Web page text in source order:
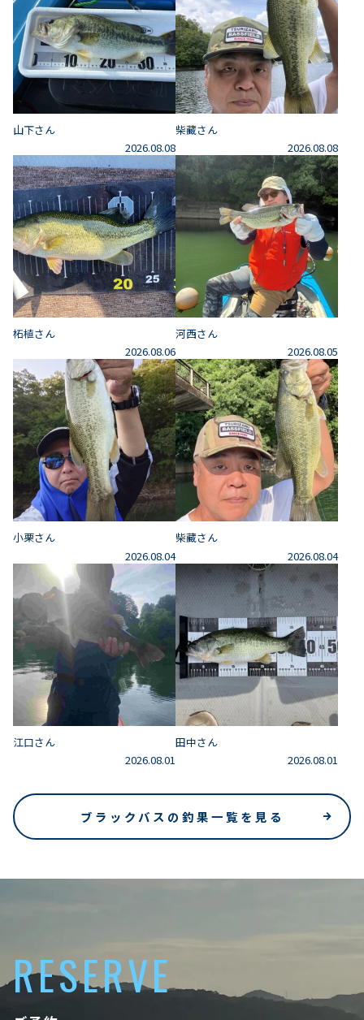
山下さん
2026.08.08
柴藏さん
2026.08.08
柘植さん
2026.08.06
河西さん
2026.08.05
小栗さん
2026.08.04
柴藏さん
2026.08.04
江口さん
2026.08.01
田中さん
2026.08.01
ブラックバスの釣果一覧を見る
RESERVE